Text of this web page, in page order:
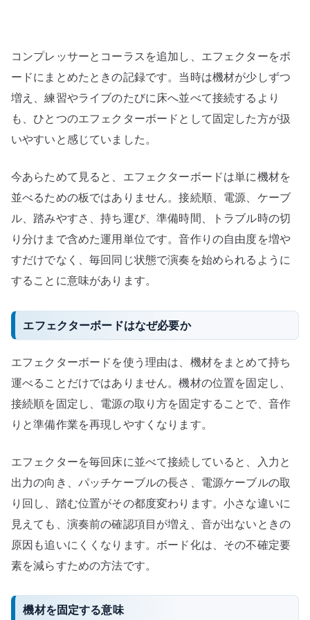
る
だ
け
で
な
運
用
を
安
定
さ
る
に
へ
の
コンプレッサーとコーラスを追加し、エフェクターをボ
ードにまとめたときの記録です。当時は機材が少しずつ
増え、練習やライブのたびに床へ並べて接続するより
も、ひとつのエフェクターボードとして固定した方が扱
いやすいと感じていました。
今あらためて見ると、エフェクターボードは単に機材を
並べるための板ではありません。接続順、電源、ケーブ
ル、踏みやすさ、持ち運び、準備時間、トラブル時の切
り分けまで含めた運用単位です。音作りの自由度を増や
すだけでなく、毎回同じ状態で演奏を始められるように
することに意味があります。
エフェクターボードはなぜ必要か
エフェクターボードを使う理由は、機材をまとめて持ち
運べることだけではありません。機材の位置を固定し、
接続順を固定し、電源の取り方を固定することで、音作
りと準備作業を再現しやすくなります。
エフェクターを毎回床に並べて接続していると、入力と
出力の向き、パッチケーブルの長さ、電源ケーブルの取
り回し、踏む位置がその都度変わります。小さな違いに
見えても、演奏前の確認項目が増え、音が出ないときの
原因も追いにくくなります。ボード化は、その不確定要
素を減らすための方法です。
機材を固定する意味